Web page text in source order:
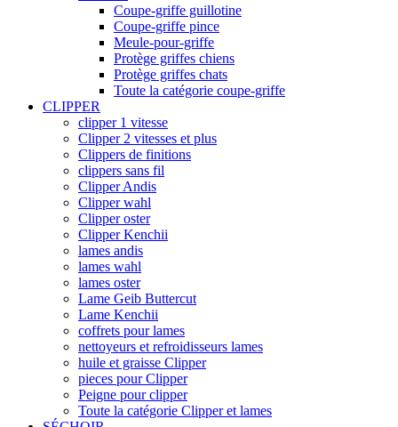
Coupe-griffe guillotine
Coupe-griffe pince
Meule-pour-griffe
Protège griffes chiens
Protège griffes chats
Toute la catégorie coupe-griffe
CLIPPER
clipper 1 vitesse
Clipper 2 vitesses et plus
Clippers de finitions
clippers sans fil
Clipper Andis
Clipper wahl
Clipper oster
Clipper Kenchii
lames andis
lames wahl
lames oster
Lame Geib Buttercut
Lame Kenchii
coffrets pour lames
nettoyeurs et refroidisseurs lames
huile et graisse Clipper
pieces pour Clipper
Peigne pour clipper
Toute la catégorie Clipper et lames